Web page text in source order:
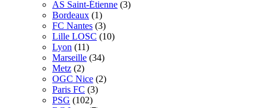
AS Saint-Étienne (3)
Bordeaux (1)
FC Nantes (3)
Lille LOSC (10)
Lyon (11)
Marseille (34)
Metz (2)
OGC Nice (2)
Paris FC (3)
PSG (102)